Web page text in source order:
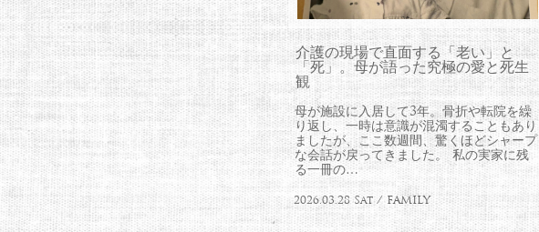
介護の現場で直面する「老い」と
「死」。母が語った究極の愛と死生
観
母が施設に入居して3年。骨折や転院を繰
り返し、一時は意識が混濁することもあり
ましたが、ここ数週間、驚くほどシャープ
な会話が戻ってきました。 私の実家に残
る一冊の…
2026.03.28 Sat / FAMILY